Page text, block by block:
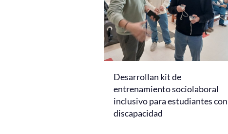
Desarrollan kit de
entrenamiento sociolaboral
inclusivo para estudiantes con
discapacidad